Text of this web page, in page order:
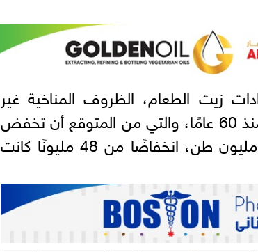
زيت الطعام، الظروف المناخية غير
المواتية التي تشهدها الأرجنتين منذ 60 عامًا، والتي من المتوقع أن تخفض
إنتاجها من فول الصويا إلى 41 مليون طن، انخفاضًا من 48 مليونًا كانت